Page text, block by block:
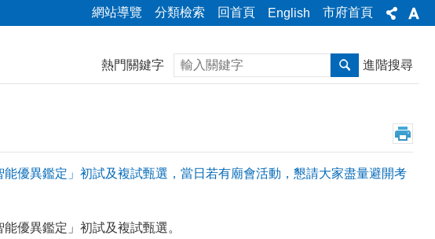
網站導覽 分類檢索 回首頁 English 市府首頁
熱門關鍵字 搜尋 進階搜尋
優異鑑定」初試及複試甄選，當日若有廟會活動，懇請大家盡量避開考
優異鑑定」初試及複試甄選。